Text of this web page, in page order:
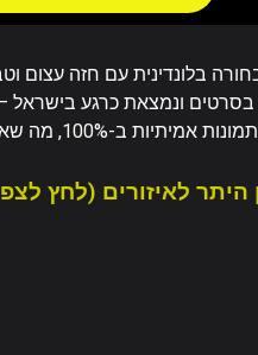
בלונדינית עם חזה עצום
בסרטים ונמצאת כרגע בישראל
היתר לאיזורים (לחץ